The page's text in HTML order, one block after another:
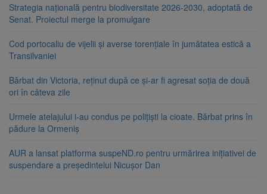
Strategia națională pentru biodiversitate 2026-2030, adoptată de
Senat. Proiectul merge la promulgare
Cod portocaliu de vijelii și averse torențiale în jumătatea estică a
Transilvaniei
Bărbat din Victoria, reținut după ce și-ar fi agresat soția de două
ori în câteva zile
Urmele atelajului i-au condus pe polițiști la cioate. Bărbat prins în
pădure la Ormeniș
AUR a lansat platforma suspeND.ro pentru urmărirea inițiativei de
suspendare a președintelui Nicușor Dan